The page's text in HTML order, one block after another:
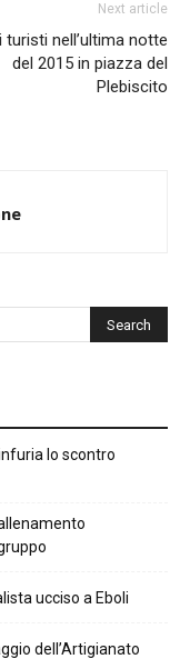
Next article
turisti nell’ultima notte
del 2015 in piazza del
Plebiscito
lo scontro
ucciso a Eboli
dell’Artigianato